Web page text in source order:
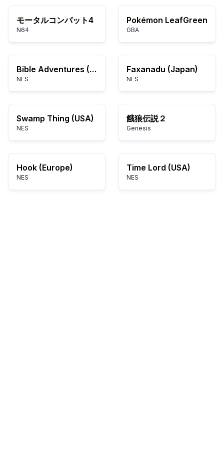
モータルコンバット4
N64
Pokémon LeafGreen
GBA
Bible Adventures (USA) (Unl) (v1.2)
NES
Faxanadu (Japan)
NES
Swamp Thing (USA)
NES
餓狼伝説２
Genesis
Hook (Europe)
NES
Time Lord (USA)
NES